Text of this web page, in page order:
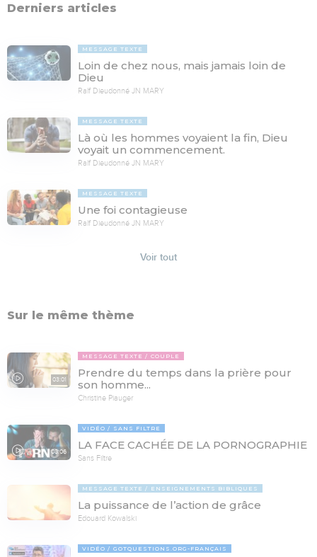
Derniers articles
MESSAGE TEXTE
Loin de chez nous, mais jamais loin de
Dieu
Ralf Dieudonné JN MARY
MESSAGE TEXTE
Là où les hommes voyaient la fin, Dieu
voyait un commencement.
Ralf Dieudonné JN MARY
MESSAGE TEXTE
Une foi contagieuse
Ralf Dieudonné JN MARY
Voir tout
Sur le même thème
03:01
MESSAGE TEXTE COUPLE
Prendre du temps dans la prière pour
son homme...
Christine Piauger
08:06
VIDÉO SANS FILTRE
LA FACE CACHÉE DE LA PORNOGRAPHIE
Sans Filtre
MESSAGE TEXTE ENSEIGNEMENTS BIBLIQUES
La puissance de l’action de grâce
Edouard Kowalski
VIDÉO GOTQUESTIONS.ORG-FRANÇAIS